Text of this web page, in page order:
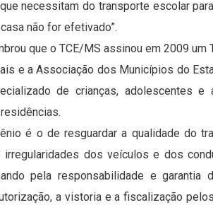
necessitam do transporte escolar
não for efetivado”.
que o TCE/MS assinou em 2009 um
e a Associação dos Municípios do
de crianças, adolescentes e
é o de resguardar a qualidade do
dos veículos e dos
pela responsabilidade e garantia
a vistoria e a fiscalização